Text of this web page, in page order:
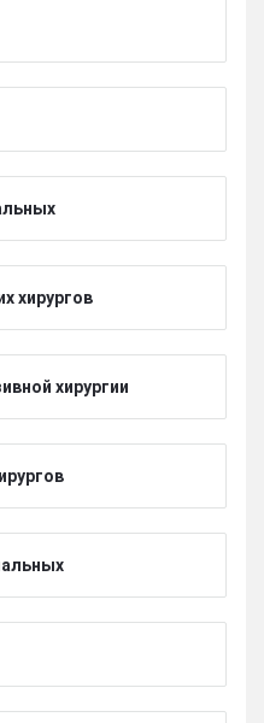
хирургов
хирургии